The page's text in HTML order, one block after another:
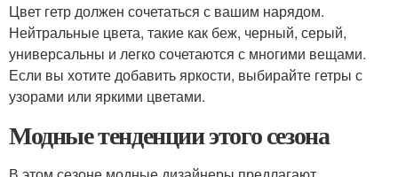
Цвет гетр должен сочетаться с вашим нарядом.
Нейтральные цвета, такие как беж, черный, серый,
универсальны и легко сочетаются с многими вещами.
Если вы хотите добавить яркости, выбирайте гетры с
узорами или яркими цветами.
Модные тенденции этого сезона